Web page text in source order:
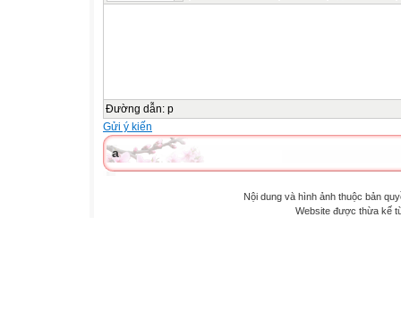
Đường dẫn: p
Gửi ý kiến
a
Nội dung và hình ảnh thuộc bản
Website được thừa kế